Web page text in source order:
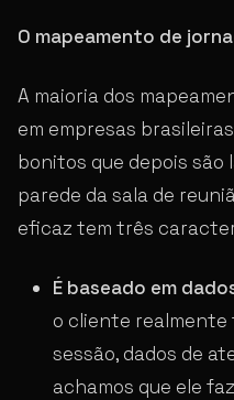
O mapeamento de
A maioria dos
em empresas
bonitos que depois são
parede da sala de
eficaz tem três
É baseado em
o cliente realmente
sessão, dados de
achamos que ele